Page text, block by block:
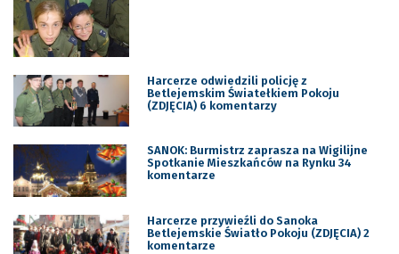
Harcerze odwiedzili policję z
Betlejemskim Światełkiem Pokoju
(ZDJĘCIA) 6 komentarzy
SANOK: Burmistrz zaprasza na Wigilijne
Spotkanie Mieszkańców na Rynku 34
komentarze
Harcerze przywieźli do Sanoka
Betlejemskie Światło Pokoju (ZDJĘCIA) 2
komentarze